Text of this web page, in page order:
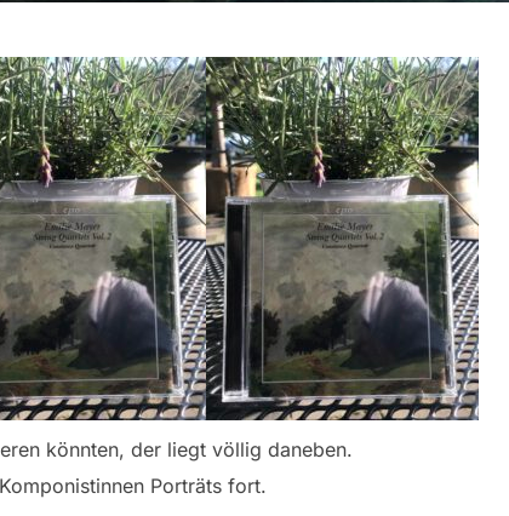
könnten, der liegt völlig daneben.
Porträts fort.